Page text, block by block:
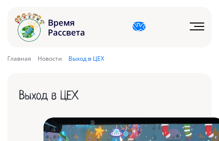
Главная Новости Выход в ЦЕХ
Выход в ЦЕХ